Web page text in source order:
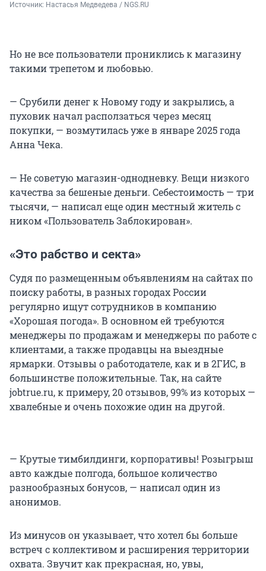
Источник: Настасья Медведева / NGS.RU
Но не все пользователи прониклись к магазину
такими трепетом и любовью.
— Срубили денег к Новому году и закрылись, а
пуховик начал расползаться через месяц
покупки, — возмутилась уже в январе 2025 года
Анна Чека.
— Не советую магазин-однодневку. Вещи низкого
качества за бешеные деньги. Себестоимость — три
тысячи, — написал еще один местный житель с
ником «Пользователь Заблокирован».
«Это рабство и секта»
Судя по размещенным объявлениям на сайтах по
поиску работы, в разных городах России
регулярно ищут сотрудников в компанию
«Хорошая погода». В основном ей требуются
менеджеры по продажам и менеджеры по работе с
клиентами, а также продавцы на выездные
ярмарки. Отзывы о работодателе, как и в 2ГИС, в
большинстве положительные. Так, на сайте
jobtrue.ru, к примеру, 20 отзывов, 99% из которых —
хвалебные и очень похожие один на другой.
— Крутые тимбилдинги, корпоративы! Розыгрыш
авто каждые полгода, большое количество
разнообразных бонусов, — написал один из
анонимов.
Из минусов он указывает, что хотел бы больше
встреч с коллективом и расширения территории
охвата. Звучит как прекрасная, но, увы,